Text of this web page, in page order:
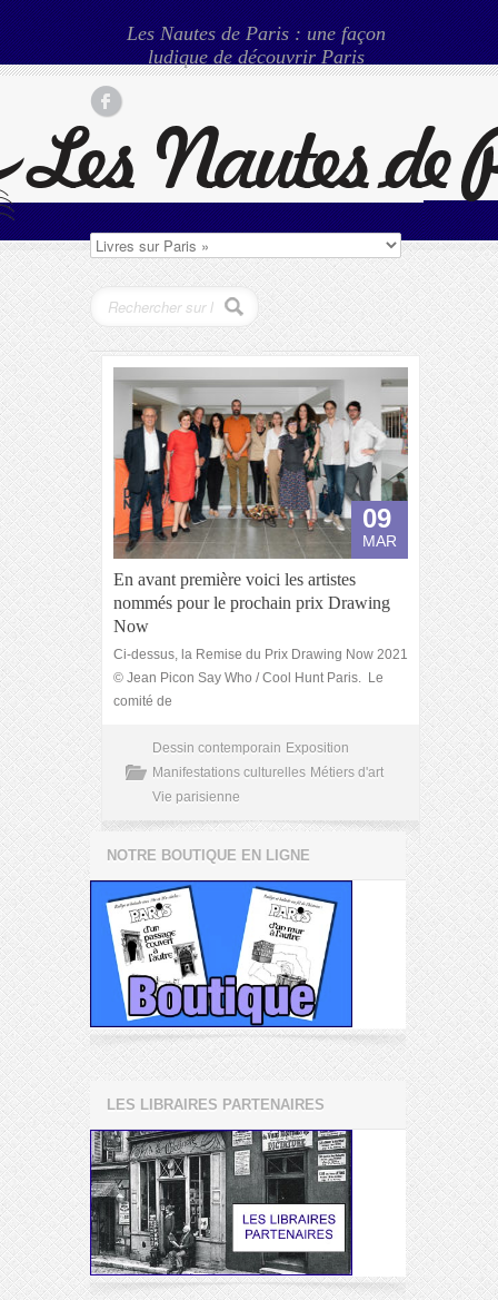
Les Nautes de Paris : une façon
ludique de découvrir Paris
09
MAR
En avant première voici les artistes
nommés pour le prochain prix Drawing
Now
Ci-dessus, la Remise du Prix Drawing Now 2021
© Jean Picon Say Who / Cool Hunt Paris. Le
comité de
Dessin contemporain Exposition
Manifestations culturelles Métiers d'art
Vie parisienne
NOTRE BOUTIQUE EN LIGNE
LES LIBRAIRES PARTENAIRES